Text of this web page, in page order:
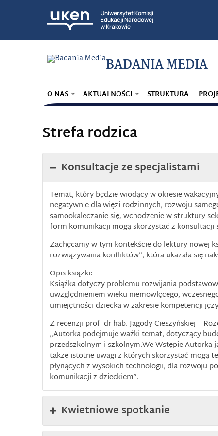
Uniwersytet Komisji
Edukacji Narodowej
w Krakowie
BADANIA MEDIA
O NAS AKTUALNOŚCI STRUKTURA
Strefa rodzica
Konsultacje ze specjalistami
Temat, który będzie wiodący w okresie
negatywnie dla więzi rodzinnych, rozwoju
samookaleczanie się, wchodzenie w struktury
form komunikacji mogą skorzystać z
Zachęcamy w tym kontekście do lektury nowej
rozwiązywania konfliktów”, która ukazała się
Opis książki:
Książka dotyczy problemu rozwijania
uwzględnieniem wieku niemowlęcego,
umiejętności dziecka w zakresie kompetencji
Z recenzji prof. dr hab. Jagody Cieszyńskiej –
„Autorka podejmuje ważki temat, dotyczący
przedszkolnym i szkolnym.We Wstępie Autorka
także istotne uwagi z których skorzystać mogą
płynących z wysokich technologii, dla rozwoju
komunikacji z dzieckiem”.
Kwietniowe spotkanie